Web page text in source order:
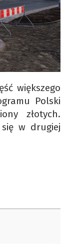
większego
Polski
złotych.
się w drugiej